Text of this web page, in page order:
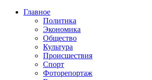
Главное
Политика
Экономика
Общество
Культура
Происшествия
Спорт
Фоторепортаж